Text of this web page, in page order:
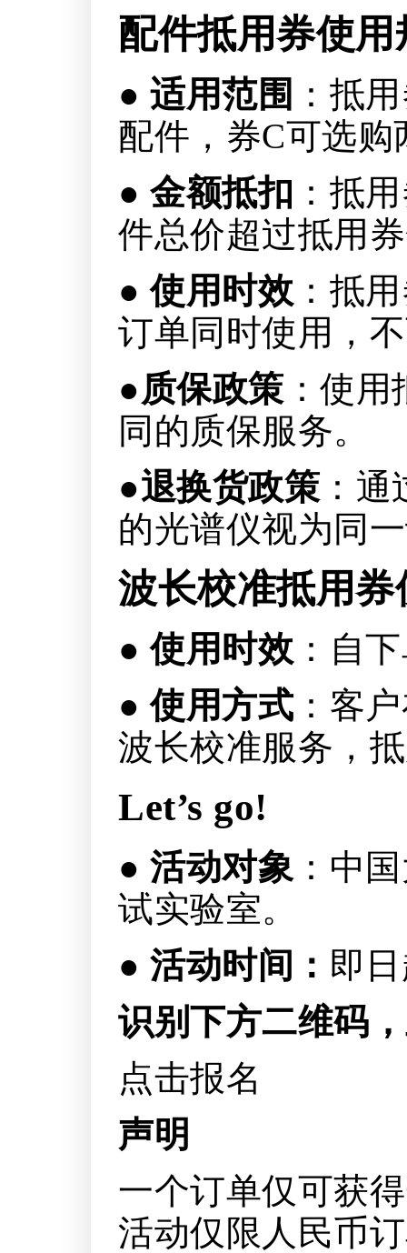
配件抵用券使用
● 适用范围 ：抵
配件，券C可选
● 金额抵扣 ：抵
件总价超过抵用
●使用时效 ：抵
订单同时使用，
●质保政策 ：使
同的质保服务。
●退换货政策 ：
的光谱仪视为同
波长校准抵用
●使用时效 ：自
●使用方式：客
波长校准服务，
Let’s go!
● 活动对象：中
试实验室。
● 活动时间： 即
识别下方二维码
点击报名
声明
一个订单仅可获
活动仅限人民币